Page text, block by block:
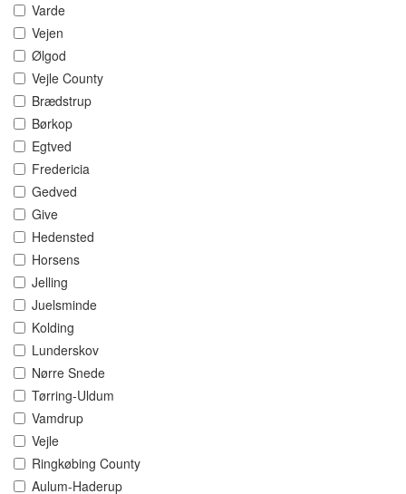
Varde
Vejen
Ølgod
Vejle County
Brædstrup
Børkop
Egtved
Fredericia
Gedved
Give
Hedensted
Horsens
Jelling
Juelsminde
Kolding
Lunderskov
Nørre Snede
Tørring-Uldum
Vamdrup
Vejle
Ringkøbing County
Aulum-Haderup